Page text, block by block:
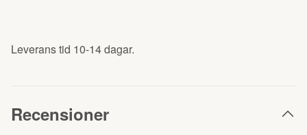
Leverans tid 10-14 dagar.
Recensioner